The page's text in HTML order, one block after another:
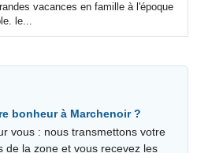
vacances en famille à l'époque
le...
bonheur à Marchenoir ?
vous : nous transmettons votre
de la zone et vous recevez les